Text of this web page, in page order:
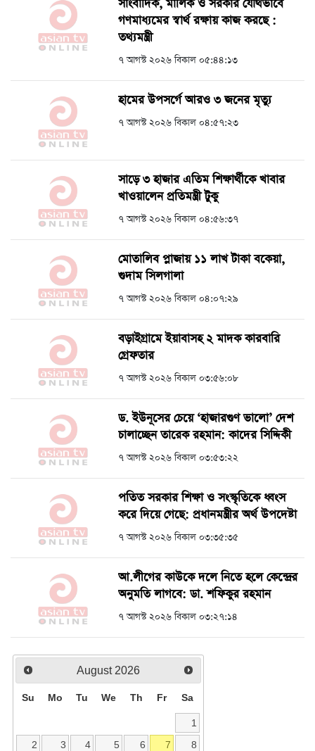
সাংবাদিক, মালিক ও সরকার যৌথভাবে
গণমাধ্যমের স্বার্থ রক্ষায় কাজ করছে :
তথ্যমন্ত্রী
৭ আগস্ট ২০২৬ বিকাল ০৫:৪৪:১৩
হামের উপসর্গে আরও ৩ জনের মৃত্যু
৭ আগস্ট ২০২৬ বিকাল ০৪:৫৭:২৩
সাড়ে ৩ হাজার এতিম শিক্ষার্থীকে খাবার
খাওয়ালেন প্রতিমন্ত্রী টুকু
৭ আগস্ট ২০২৬ বিকাল ০৪:৫৬:৩৭
মোতালিব প্লাজায় ১১ লাখ টাকা বকেয়া,
গুদাম সিলগালা
৭ আগস্ট ২০২৬ বিকাল ০৪:০৭:২৯
বড়াইগ্রামে ইয়াবাসহ ২ মাদক কারবারি
গ্রেফতার
৭ আগস্ট ২০২৬ বিকাল ০৩:৫৬:০৮
ড. ইউনূসের চেয়ে ‘হাজারগুণ ভালো’ দেশ
চালাচ্ছেন তারেক রহমান: কাদের সিদ্দিকী
৭ আগস্ট ২০২৬ বিকাল ০৩:৫৩:২২
পতিত সরকার শিক্ষা ও সংস্কৃতিকে ধ্বংস
করে দিয়ে গেছে: প্রধানমন্ত্রীর অর্থ উপদেষ্টা
৭ আগস্ট ২০২৬ বিকাল ০৩:৩৫:৩৫
আ.লীগের কাউকে দলে নিতে হলে কেন্দ্রের
অনুমতি লাগবে: ডা. শফিকুর রহমান
৭ আগস্ট ২০২৬ বিকাল ০৩:২৭:১৪
August 2026
Su Mo Tu We Th Fr Sa
1
2
3 4 5 6 7
8